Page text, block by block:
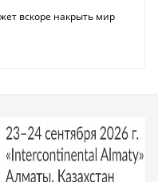
вскоре накрыть мир